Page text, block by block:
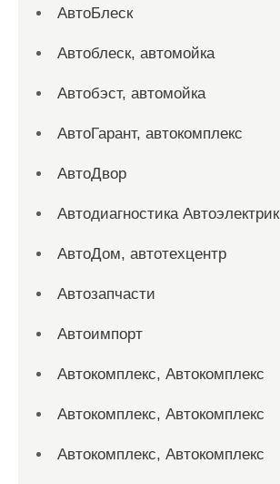
АвтоБлеск
Автоблеск, автомойка
Автобэст, автомойка
АвтоГарант, автокомплекс
АвтоДвор
Автодиагностика Автоэлектрик
АвтоДом, автотехцентр
Автозапчасти
Автоимпорт
Автокомплекс, Автокомплекс
Автокомплекс, Автокомплекс
Автокомплекс, Автокомплекс